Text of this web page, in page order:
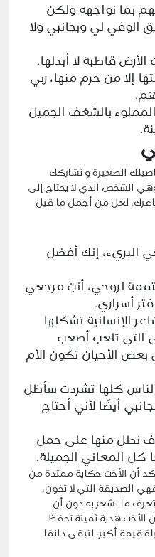
بما نواجهه ولكن
الوفي لي وبجانبي ولا
قاطبة لا أبدلها.
إلا من حرم منها، ربي
بالشغف الجميل
الصغيرة و تشاركك
الشخص الذي لا يحتاج إلى
لعل من أجمل ما قيل
البريء، إنك أفضل
لروحي، أنتِ مرجعي
أسراري.
الإنسانية تشكلها
التي تلعب أصعب
بعض الأحيان تكون الأم
كلها تشردت سأظل
أيضًا لأني أحتاج
نطل منها على جمل
كل المعاني الجميلة.
أن الأخت حكاية ممتدة من
الصديقة التي لا تخون،
تعرف ما نشعر به دون أن
الأخت هدية ثمينة تحفظ
قيمة أكبر، لتبقى دائمًا